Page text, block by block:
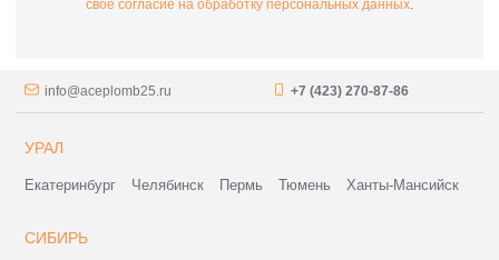
свое согласие на обработку персональных данных.
info@aceplomb25.ru +7 (423) 270-87-86
УРАЛ
Екатеринбург Челябинск Пермь Тюмень Ханты-Мансийск
СИБИРЬ